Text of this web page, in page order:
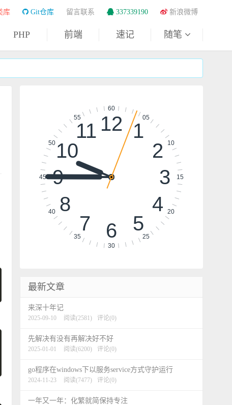
PHP 前端 速记 随笔
库 Git仓库 留言联系 337339190 新浪微博
05
10
15
20
25
30
35
40
45
50
55
60
1
2
3
4
5
6
7
8
9
10
11 12
最新文章
来深十年记
2025-09-10 阅读(2581) 评论(0)
先解决有没有再解决好不好
2025-01-01 阅读(6200) 评论(0)
go程序在windows下以服务service方式守护运行
2024-11-23 阅读(7477) 评论(0)
一年又一年：化繁就简保持专注